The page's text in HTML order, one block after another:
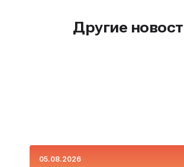
Другие
05.08.2026